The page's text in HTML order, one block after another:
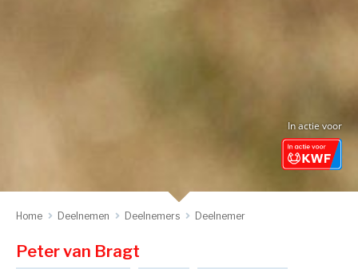
In actie voor
Home Deelnemen Deelnemers Deelnemer
Peter van Bragt